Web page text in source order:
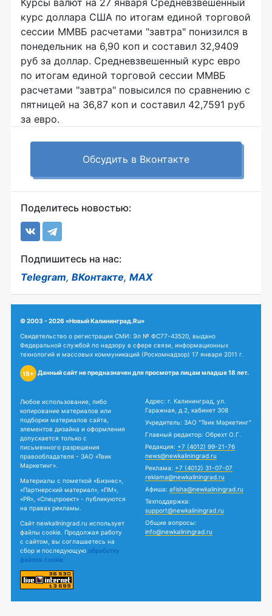
Курсы валют на 27 января Средневзвешенный
курс доллара США по итогам единой торговой
сессии ММВБ расчетами "завтра" понизился в
понедельник на 6,90 коп и составил 32,9409
руб за доллар. Средневзвешенный курс евро
по итогам единой торговой сессии ММВБ
расчетами "завтра" повысился по сравнению с
пятницей на 36,87 коп и составил 42,7591 руб
за евро.
Обсудить в Вконтакте
Поделитесь новостью:
Подпишитесь на нас:
Telegram, ВКонтакте, MAX
© 2003 - 2026 «Новый Калининград.Ru»
Свидетельство о регистрации СМИ: Эл № ФС77-43520, выдано
Федеральной службой по надзору в сфере связи, информационных
технологий и массовых коммуникаций (Роскомнадзор) 17 января 2011 г.
18+ Данный сайт не предназначен для просмотра лицам младше 18 лет.
Любое использование, либо
копирование материалов или
подборки материалов сайта,
элементов дизайна и оформления
допускается только с
письменного разрешения
правообладателя - ЗАО «Твик
Маркетинг».
Материалы с пометкой «Бизнес»,
«Партнерский материал», «ПМ»,
«PR», «Спецпроект» - публикуются
на правах рекламы.
Сайт newkaliningrad.ru использует
файлы cookie. Продолжая работу
с сайтом, вы соглашаетесь на
сбор и последующую обработку
файлов cookie.
Адрес: г. Калининград, ул.
Гаражная, д.2, кабинет 308
Учредитель: ЗАО "Твик Маркетинг"
Главный редактор: Обрехт О.Г.
Редакция: +7 (4012) 99-21-76
news@newkaliningrad.ru
Реклама: +7 (4012) 31-07-07
reklama@newkaliningrad.ru
Афиша: afisha@newkaliningrad.ru
Техподдержка:
support@newkaliningrad.ru
Общие вопросы:
info@newkaliningrad.ru